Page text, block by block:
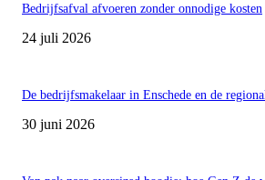
Bedrijfsafval afvoeren zonder onnodige kosten
24 juli 2026
De bedrijfsmakelaar in Enschede en de
30 juni 2026